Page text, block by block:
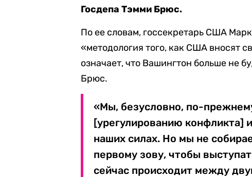
Госдепа Тэмми Брюс.
По ее словам, госсекретарь США
«методология того, как США вносят
означает, что Вашингтон больше не
Брюс.
«Мы, безусловно, по-
[урегулированию конфликта]
наших силах. Но мы не
первому зову, чтобы
сейчас происходит между